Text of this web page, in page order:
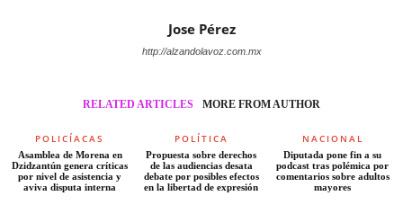
Jose Pérez
http://alzandolavoz.com.mx
RELATED ARTICLES MORE FROM AUTHOR
POLICÍACAS
Asamblea de Morena en
Dzidzantún genera críticas
por nivel de asistencia y
aviva disputa interna
POLÍTICA
Propuesta sobre derechos
de las audiencias desata
debate por posibles efectos
en la libertad de expresión
NACIONAL
Diputada pone fin a su
podcast tras polémica por
comentarios sobre adultos
mayores